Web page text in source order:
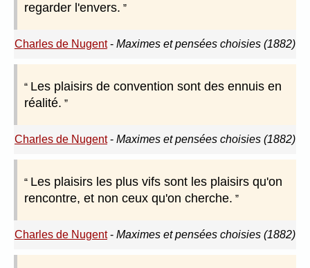
regarder l'envers.
Charles de Nugent- Maximes et pensées choisies (1882)
Les plaisirs de convention sont des ennuis en
réalité.
Charles de Nugent- Maximes et pensées choisies (1882)
Les plaisirs les plus vifs sont les plaisirs qu'on
rencontre, et non ceux qu'on cherche.
Charles de Nugent- Maximes et pensées choisies (1882)